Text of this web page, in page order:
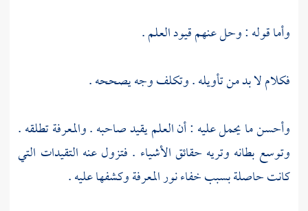
وأما قوله : وحل عنهم قيود العلم .
فكلام لا بد من تأويله . وتكلف وجه يصححه .
وأحسن ما يحمل عليه : أن العلم يقيد صاحبه . والمعرفة تطلقه .
وتوسع بطانه وتريه حقائق الأشياء . فتزول عنه التقيدات التي
كانت حاصلة بسبب خفاء نور المعرفة وكشفها عليه .